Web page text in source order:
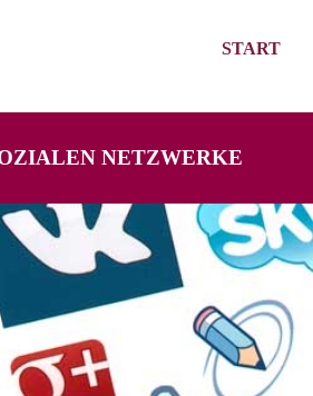
START
NETZWERKE